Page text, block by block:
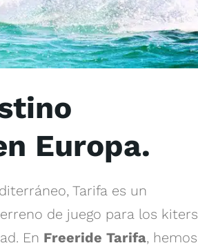
Europa.
Tarifa es un
de juego para los kiters
En Freeride Tarifa, hemos